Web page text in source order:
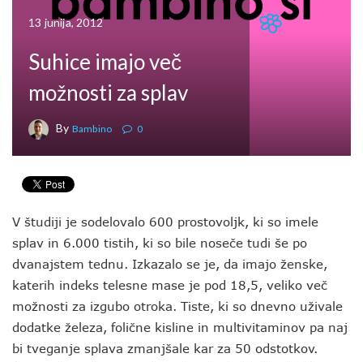
13 junija, 2012
Suhice imajo več
možnosti za splav
By Bambino 0
V študiji je sodelovalo 600 prostovoljk, ki so imele
splav in 6.000 tistih, ki so bile noseče tudi še po
dvanajstem tednu. Izkazalo se je, da imajo ženske,
katerih indeks telesne mase je pod 18,5, veliko več
možnosti za izgubo otroka. Tiste, ki so dnevno uživale
dodatke železa, folične kisline in multivitaminov pa naj
bi tveganje splava zmanjšale kar za 50 odstotkov.